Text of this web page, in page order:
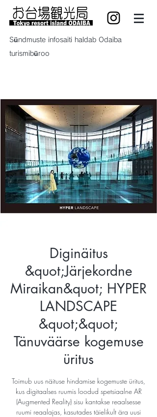
Sündmuste infosaiti haldab Odaiba
turismibüroo
Diginäitus
&quot;Järjekordne
Miraikan&quot; HYPER
LANDSCAPE
&quot;&quot;
Tänuväärse kogemuse
üritus
Toimub uus näituse hindamise kogemuste üritus,
kus digitaalses ruumis loodud spetsiaalne AR
(Augmented Reality) sisu kantakse reaalsesse
ruumi reaalajas, kasutades täielikult ära uusi